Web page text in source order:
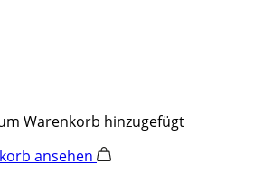
Warenkorb hinzugefügt
ansehen